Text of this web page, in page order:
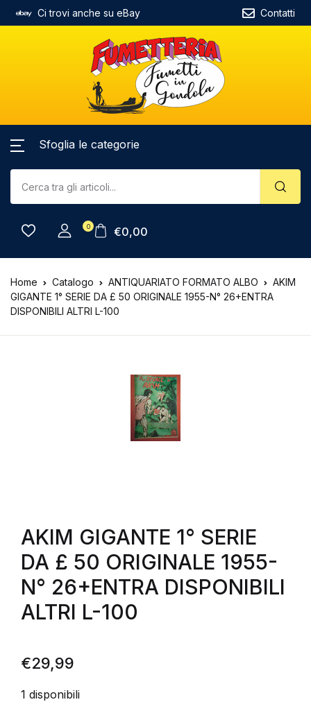
Ci trovi anche su eBay Contatti
Sfoglia le categorie
0 €0,00
Home Catalogo ANTIQUARIATO FORMATO ALBO
AKIM
GIGANTE 1° SERIE DA £ 50 ORIGINALE 1955-N° 26+ENTRA
DISPONIBILI ALTRI L-100
AKIM GIGANTE 1° SERIE
DA £ 50 ORIGINALE 1955-
N° 26+ENTRA DISPONIBILI
ALTRI L-100
€29,99
1 disponibili